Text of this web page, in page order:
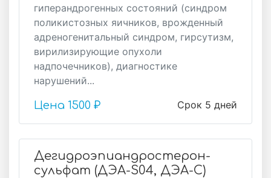
гиперандрогенных состояний (синдром
поликистозных яичников, врожденный
адреногенитальный синдром, гирсутизм,
вирилизирующие опухоли
надпочечников), диагностике
нарушений...
Срок 5 дней
Цена 1500 ₽
Дегидроэпиандростерон-
сульфат (ДЭА-S04, ДЭА-С)